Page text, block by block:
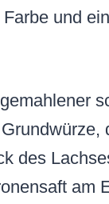
und
des
am